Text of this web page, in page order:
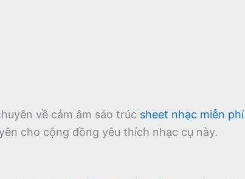
về cảm âm sáo trúc sheet nhạc miễn phí
cho cộng đồng yêu thích nhạc cụ này.